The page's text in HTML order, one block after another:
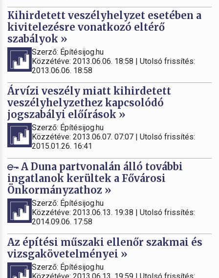
Kihirdetett veszélyhelyzet esetében a
kivitelezésre vonatkozó eltérő
szabályok »
Szerző: Építésijog.hu
Közzétéve: 2013.06.06. 18:58 | Utolsó frissítés:
2013.06.06. 18:58
Árvízi veszély miatt kihirdetett
veszélyhelyzethez kapcsolódó
jogszabályi előírások »
Szerző: Építésijog.hu
Közzétéve: 2013.06.07. 07:07 | Utolsó frissítés:
2015.01.26. 16:41
A Duna partvonalán álló további
ingatlanok kerültek a Fővárosi
Önkormányzathoz »
Szerző: Építésijog.hu
Közzétéve: 2013.06.13. 19:38 | Utolsó frissítés:
2014.09.06. 17:58
Az építési műszaki ellenőr szakmai és
vizsgakövetelményei »
Szerző: Építésijog.hu
Közzétéve: 2013.06.13. 19:59 | Utolsó frissítés: